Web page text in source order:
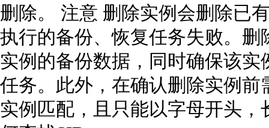
删除。 注意 删除实例会删除已
执行的备份、恢复任务失败。
实例的备份数据，同时确保该
任务。此外，在确认删除实例
实例匹配，且只能以字母开头